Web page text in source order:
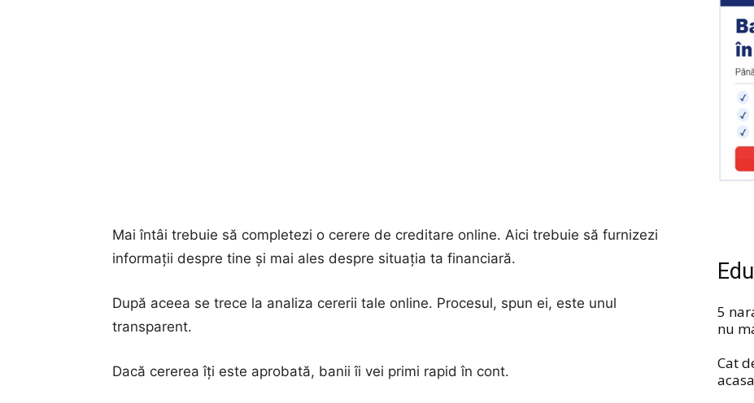
Mai întâi trebuie să completezi o cerere de creditare online. Aici trebuie să furnizezi
informații despre tine și mai ales despre situația ta financiară.
După aceea se trece la analiza cererii tale online. Procesul, spun ei, este unul
transparent.
Dacă cererea îți este aprobată, banii îi vei primi rapid în cont.
5
nu
Cat